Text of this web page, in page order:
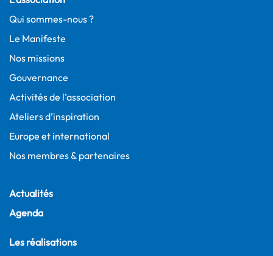
Qui sommes-nous ?
Le Manifeste
Nos missions
Gouvernance
Activités de l’association
Ateliers d’inspiration
Europe et international
Nos membres & partenaires
Actualités
Agenda
Les réalisations